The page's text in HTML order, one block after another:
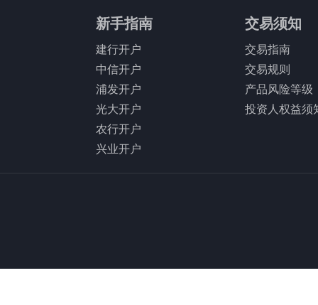
新手指南
建行开户
中信开户
浦发开户
光大开户
农行开户
兴业开户
交易须知
交易指南
交易规则
产品风险等级
投资人权益须